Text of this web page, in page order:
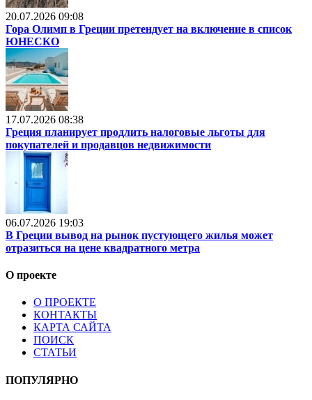
20.07.2026 09:08
Гора Олимп в Греции претендует на включение в список
ЮНЕСКО
17.07.2026 08:38
Греция планирует продлить налоговые льготы для
покупателей и продавцов недвижимости
06.07.2026 19:03
В Греции вывод на рынок пустующего жилья может
отразиться на цене квадратного метра
О проекте
О ПРОЕКТЕ
КОНТАКТЫ
КАРТА САЙТА
ПОИСК
СТАТЬИ
ПОПУЛЯРНО